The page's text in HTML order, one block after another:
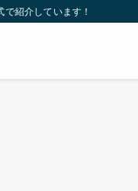
紹介しています！